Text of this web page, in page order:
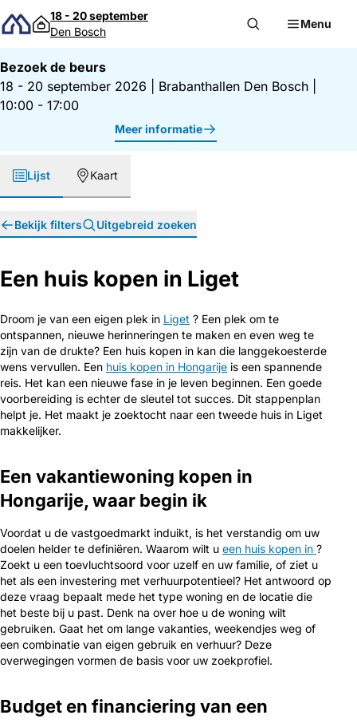
Direct naar inhoud
18 - 20 september
Den Bosch
Menu
Bezoek de beurs
18 - 20 september 2026
Brabanthallen Den Bosch
10:00 - 17:00
Meer informatie
Lijst Kaart
Bekijk filters Uitgebreid zoeken
Een huis kopen in Liget
Droom je van een eigen plek in Liget ? Een plek om te
ontspannen, nieuwe herinneringen te maken en even weg te
zijn van de drukte? Een huis kopen in kan die langgekoesterde
wens vervullen. Een huis kopen in Hongarije is een spannende
reis. Het kan een nieuwe fase in je leven beginnen. Een goede
voorbereiding is echter de sleutel tot succes. Dit stappenplan
helpt je. Het maakt je zoektocht naar een tweede huis in Liget
makkelijker.
Een vakantiewoning kopen in
Hongarije, waar begin ik
Voordat u de vastgoedmarkt induikt, is het verstandig om uw
doelen helder te definiëren. Waarom wilt u een huis kopen in ?
Zoekt u een toevluchtsoord voor uzelf en uw familie, of ziet u
het als een investering met verhuurpotentieel? Het antwoord op
deze vraag bepaalt mede het type woning en de locatie die
het beste bij u past. Denk na over hoe u de woning wilt
gebruiken. Gaat het om lange vakanties, weekendjes weg of
een combinatie van eigen gebruik en verhuur? Deze
overwegingen vormen de basis voor uw zoekprofiel.
Budget en financiering van een